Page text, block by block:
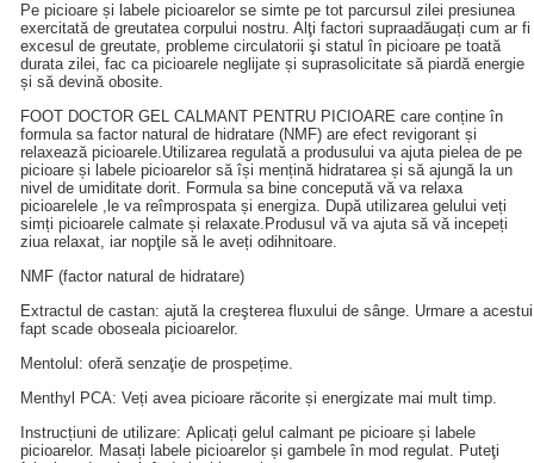
Pe picioare și labele picioarelor se simte pe tot parcursul zilei presiunea
exercitată de greutatea corpului nostru. Alţi factori supraadăugați cum ar fi
excesul de greutate, probleme circulatorii şi statul în picioare pe toată
durata zilei, fac ca picioarele neglijate și suprasolicitate să piardă energie
și să devină obosite.
FOOT DOCTOR GEL CALMANT PENTRU PICIOARE care conține în
formula sa factor natural de hidratare (NMF) are efect revigorant și
relaxează picioarele.Utilizarea regulată a produsului va ajuta pielea de pe
picioare și labele picioarelor să își mențină hidratarea și să ajungă la un
nivel de umiditate dorit. Formula sa bine concepută vă va relaxa
picioarelele ,le va reîmprospata și energiza. După utilizarea gelului veți
simți picioarele calmate și relaxate.Produsul vă va ajuta să vă incepeți
ziua relaxat, iar nopţile să le aveți odihnitoare.
NMF (factor natural de hidratare)
Extractul de castan: ajută la creşterea fluxului de sânge. Urmare a acestui
fapt scade oboseala picioarelor.
Mentolul: oferă senzaţie de prospețime.
Menthyl PCA: Veți avea picioare răcorite și energizate mai mult timp.
Instrucțiuni de utilizare: Aplicați gelul calmant pe picioare și labele
picioarelor. Masați labele picioarelor și gambele în mod regulat. Puteţi